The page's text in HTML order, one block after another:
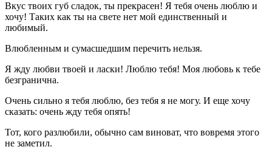
Вкус твоих губ сладок, ты прекрасен! Я тебя очень люблю и
хочу! Таких как ты на свете нет мой единственный и
любимый.
Влюбленным и сумасшедшим перечить нельзя.
Я жду любви твоей и ласки! Люблю тебя! Моя любовь к тебе
безгранична.
Очень сильно я тебя люблю, без тебя я не могу. И еще хочу
сказать: очень жду тебя опять!
Тот, кого разлюбили, обычно сам виноват, что вовремя этого
не заметил.